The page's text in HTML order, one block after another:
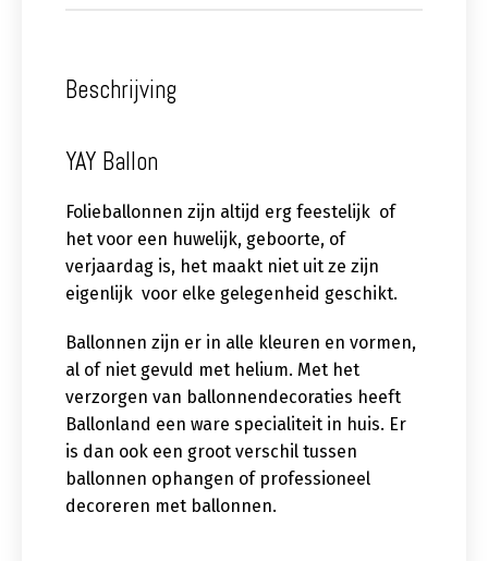
Beschrijving
YAY Ballon
Folieballonnen zijn altijd erg feestelijk of
het voor een huwelijk, geboorte, of
verjaardag is, het maakt niet uit ze zijn
eigenlijk voor elke gelegenheid geschikt.
Ballonnen zijn er in alle kleuren en vormen,
al of niet gevuld met helium. Met het
verzorgen van ballonnendecoraties heeft
Ballonland een ware specialiteit in huis. Er
is dan ook een groot verschil tussen
ballonnen ophangen of professioneel
decoreren met ballonnen.